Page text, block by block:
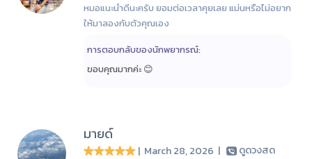
หมอแนะนำดีนะครับ ยอมต่อเวลาคุยเลย แม่นหรือไม่อยาก
ให้มาลองกับตัวคุณเอง
การตอบกลับของนักพยากรณ์:
ขอบคุณมากค่ะ 😊
มายด์
| March 28, 2026 | ดูดวงสด